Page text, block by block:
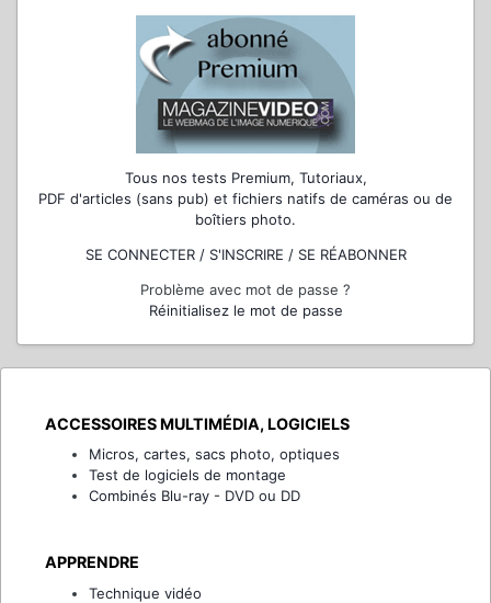
Tous nos tests Premium, Tutoriaux,
PDF d'articles (sans pub) et fichiers natifs de caméras ou de
boîtiers photo.
SE CONNECTER / S'INSCRIRE / SE RÉABONNER
Problème avec mot de passe ?
Réinitialisez le mot de passe
ACCESSOIRES MULTIMÉDIA, LOGICIELS
Micros, cartes, sacs photo, optiques
Test de logiciels de montage
Combinés Blu-ray - DVD ou DD
APPRENDRE
Technique vidéo